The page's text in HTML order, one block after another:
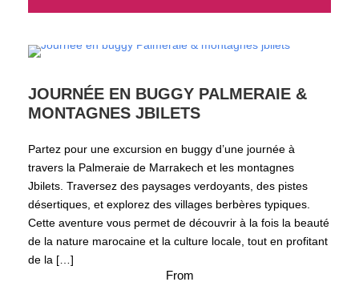
JOURNÉE EN BUGGY PALMERAIE &
MONTAGNES JBILETS
Partez pour une excursion en buggy d’une journée à
travers la Palmeraie de Marrakech et les montagnes
Jbilets. Traversez des paysages verdoyants, des pistes
désertiques, et explorez des villages berbères typiques.
Cette aventure vous permet de découvrir à la fois la beauté
de la nature marocaine et la culture locale, tout en profitant
de la […]
From